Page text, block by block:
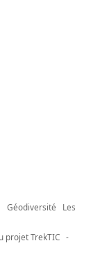
Géodiversité
Les
projet TrekTIC -